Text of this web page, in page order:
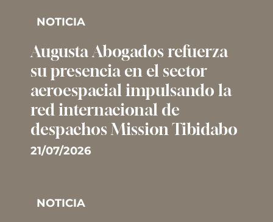
NOTICIA
Augusta Abogados refuerza
su presencia en el sector
aeroespacial impulsando la
red internacional de
despachos Mission Tibidabo
21/07/2026
NOTICIA